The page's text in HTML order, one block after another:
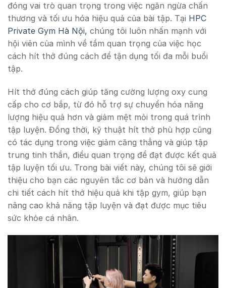
đóng vai trò quan trọng trong việc ngăn ngừa chấn
thương và tối ưu hóa hiệu quả của bài tập. Tại HPC
Private Gym Hà Nội, chúng tôi luôn nhấn mạnh với
hội viên của mình về tầm quan trọng của việc học
cách hít thở đúng cách để tận dụng tối đa mỗi buổi
tập.
Hít thở đúng cách giúp tăng cường lượng oxy cung
cấp cho cơ bắp, từ đó hỗ trợ sự chuyển hóa năng
lượng hiệu quả hơn và giảm mệt mỏi trong quá trình
tập luyện. Đồng thời, kỹ thuật hít thở phù hợp cũng
có tác dụng trong việc giảm căng thẳng và giúp tập
trung tinh thần, điều quan trọng để đạt được kết quả
tập luyện tối ưu. Trong bài viết này, chúng tôi sẽ giới
thiệu cho bạn các nguyên tắc cơ bản và hướng dẫn
chi tiết cách hít thở hiệu quả khi tập gym, giúp bạn
nâng cao khả năng tập luyện và đạt được mục tiêu
sức khỏe cá nhân.